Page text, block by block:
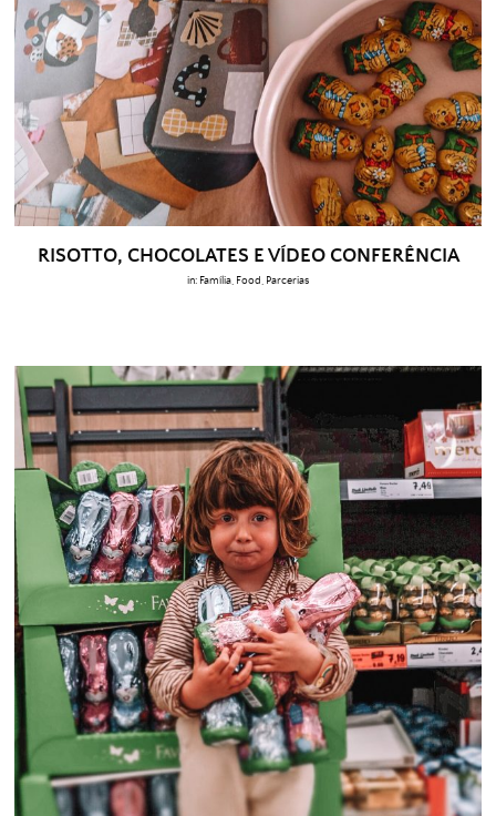
RISOTTO, CHOCOLATES E VÍDEO CONFERÊNCIA
in: Família Food Parcerias